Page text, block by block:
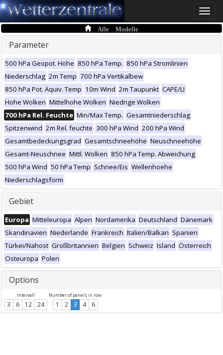
Toggle
Alle Modelle
Parameter
500 hPa Geopot. Höhe 850 hPa Temp. 850 hPa Stromlinien
Niederschlag 2m Temp 700 hPa Vertikalbew
850 hPa Pot. Äquiv. Temp 10m Wind 2m Taupunkt CAPE/LI
Hohe Wolken Mittelhohe Wolken Niedrige Wolken
700 hPa Rel. Feuchte Min/Max Temp. Gesamtniederschlag
Spitzenwind 2m Rel. feuchte 300 hPa Wind 200 hPa Wind
Gesamtbedeckungsgrad Gesamtschneehöhe Neuschneehöhe
Gesamt-Neuschnee Mittl. Wolken 850 hPa Temp. Abweichung
500 hPa Wind 50 hPa Temp Schnee/Eis Wellenhoehe
Niederschlagsform
Gebiet
Europa Mitteleuropa Alpen Nordamerika Deutschland Dänemark
Skandinavien Niederlande Frankreich Italien/Balkan Spanien
Türkei/Nahost Großbritannien Belgien Schweiz Island Österreich
Osteuropa Polen
Options
Intervall
3 6 12 24
Number of panels in row
1 2 3 4 6